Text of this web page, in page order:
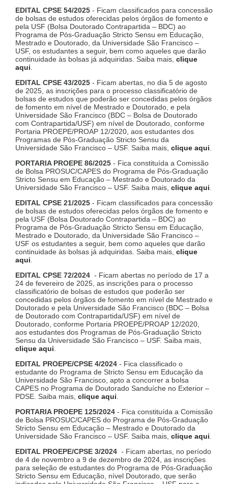
EDITAL CPSE 54/2025 - Ficam classificados para concessão
de bolsas de estudos oferecidas pelos órgãos de fomento e
pela USF (Bolsa Doutorado Contrapartida – BDC) ao
Programa de Pós-Graduação Stricto Sensu em Educação,
Mestrado e Doutorado, da Universidade São Francisco –
USF, os estudantes a seguir, bem como aqueles que darão
continuidade às bolsas já adquiridas. Saiba mais, clique
aqui.
EDITAL CPSE 43/2025 - Ficam abertas, no dia 5 de agosto
de 2025, as inscrições para o processo classificatório de
bolsas de estudos que poderão ser concedidas pelos órgãos
de fomento em nível de Mestrado e Doutorado, e pela
Universidade São Francisco (BDC – Bolsa de Doutorado
com Contrapartida/USF) em nível de Doutorado, conforme
Portaria PROEPE/PROAP 12/2020, aos estudantes dos
Programas de Pós-Graduação Stricto Sensu da
Universidade São Francisco – USF. Saiba mais, clique aqui.
PORTARIA PROEPE 86/2025 - Fica constituída a Comissão
de Bolsa PROSUC/CAPES do Programa de Pós-Graduação
Stricto Sensu em Educação – Mestrado e Doutorado da
Universidade São Francisco – USF. Saiba mais, clique aqui.
EDITAL CPSE 21/2025 - Ficam classificados para concessão
de bolsas de estudos oferecidas pelos órgãos de fomento e
pela USF (Bolsa Doutorado Contrapartida – BDC) ao
Programa de Pós-Graduação Stricto Sensu em Educação,
Mestrado e Doutorado, da Universidade São Francisco –
USF os estudantes a seguir, bem como aqueles que darão
continuidade às bolsas já adquiridas. Saiba mais, clique
aqui.
EDITAL CPSE 72/2024 - Ficam abertas no período de 17 a
24 de fevereiro de 2025, as inscrições para o processo
classificatório de bolsas de estudos que poderão ser
concedidas pelos órgãos de fomento em nível de Mestrado e
Doutorado e pela Universidade São Francisco (BDC – Bolsa
de Doutorado com Contrapartida/USF) em nível de
Doutorado, conforme Portaria PROEPE/PROAP 12/2020,
aos estudantes dos Programas de Pós-Graduação Stricto
Sensu da Universidade São Francisco – USF. Saiba mais,
clique aqui.
EDITAL PROEPE/CPSE 4/2024 - Fica classificado o
estudante do Programa de Stricto Sensu em Educação da
Universidade São Francisco, apto a concorrer a bolsa
CAPES no Programa de Doutorado Sanduíche no Exterior –
PDSE. Saiba mais, clique aqui.
PORTARIA PROEPE 125/2024 - Fica constituída a Comissão
de Bolsa PROSUC/CAPES do Programa de Pós-Graduação
Stricto Sensu em Educação – Mestrado e Doutorado da
Universidade São Francisco – USF. Saiba mais, clique aqui.
EDITAL PROEPE/CPSE 3/2024 - Ficam abertas, no período
de 4 de novembro a 9 de dezembro de 2024, as inscrições
para seleção de estudantes do Programa de Pós-Graduação
Stricto Sensu em Educação, nível Doutorado, que serão